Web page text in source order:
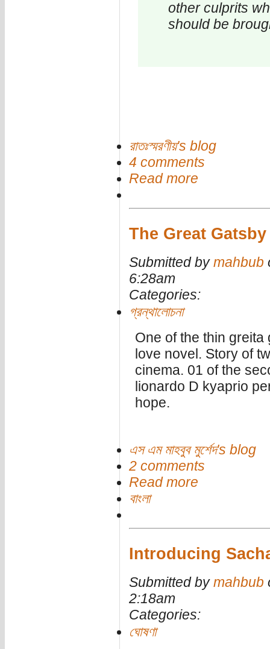
other culprits
should be
রাতঃস্মরণীয়'s blog
4 comments
Read more
The Great Gatsby
Submitted by mahbub
6:28am
Categories:
গ্রন্থালোচনা
One of the thin greita
love novel. Story of
cinema. 01 of the
lionardo D kyaprio
hope.
এস এম মাহবুব মুর্শেদ's blog
2 comments
Read more
বাংলা
Introducing
Submitted by mahbub
2:18am
Categories:
ঘোষণা